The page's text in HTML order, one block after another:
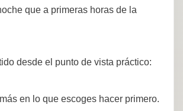
que a primeras horas de la
desde el punto de vista práctico:
en lo que escoges hacer primero.